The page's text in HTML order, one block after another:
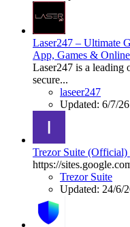
Laser247 – Ultimate
App, Games &
Laser247 is a leading
secure...
laseer247
Updated: 6/7/26
Trezor Suite
https://
Trezor Suite
Updated: 24/6/